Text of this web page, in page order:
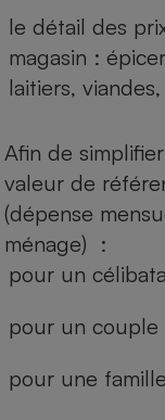
le détail des
magasin :
laitiers,
Afin de
valeur de
(dépense
ménage) :
pour un
pour un couple
pour une